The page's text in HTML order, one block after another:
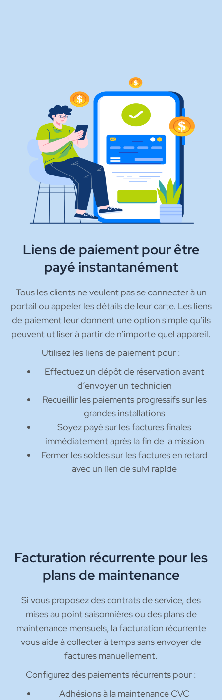
Liens de paiement pour être
payé instantanément
Tous les clients ne veulent pas se connecter à un
portail ou appeler les détails de leur carte. Les liens
de paiement leur donnent une option simple qu’ils
peuvent utiliser à partir de n’importe quel appareil.
Utilisez les liens de paiement pour :
Effectuez un dépôt de réservation avant
d’envoyer un technicien
Recueillir les paiements progressifs sur les
grandes installations
Soyez payé sur les factures finales
immédiatement après la fin de la mission
Fermer les soldes sur les factures en retard
avec un lien de suivi rapide
Facturation récurrente pour les
plans de maintenance
Si vous proposez des contrats de service, des
mises au point saisonnières ou des plans de
maintenance mensuels, la facturation récurrente
vous aide à collecter à temps sans envoyer de
factures manuellement.
Configurez des paiements récurrents pour :
Adhésions à la maintenance CVC